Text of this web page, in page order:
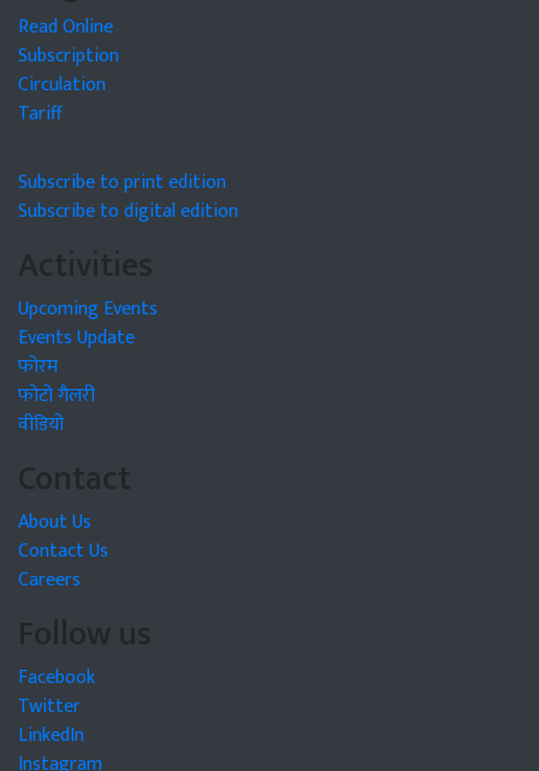
Read Online
Subscription
Circulation
Tariff
Subscribe to print edition
Subscribe to digital edition
Activities
Upcoming Events
Events Update
फोरम
फोटो गैलरी
वीडियो
Contact
About Us
Contact Us
Careers
Follow us
Facebook
Twitter
LinkedIn
Instagram